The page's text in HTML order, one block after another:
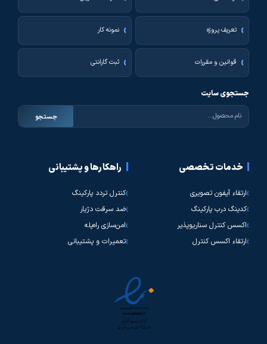
تعریف پروژه نمونه کار
قوانین و مقررات ثبت گارانتی
جستجوی سایت
جستجو
خدمات تخصصی
ارتقاء آیفون تصویری
کدینگ درب پارکینگ
اکسس کنترل سناریوپذیر
ارتقاء اکسس کنترل
راهکارها و پشتیبانی
کنترل تردد پارکینگ
ضد سرقت دژیار
امن‌سازی راه‌پله
تعمیرات و پشتیبانی